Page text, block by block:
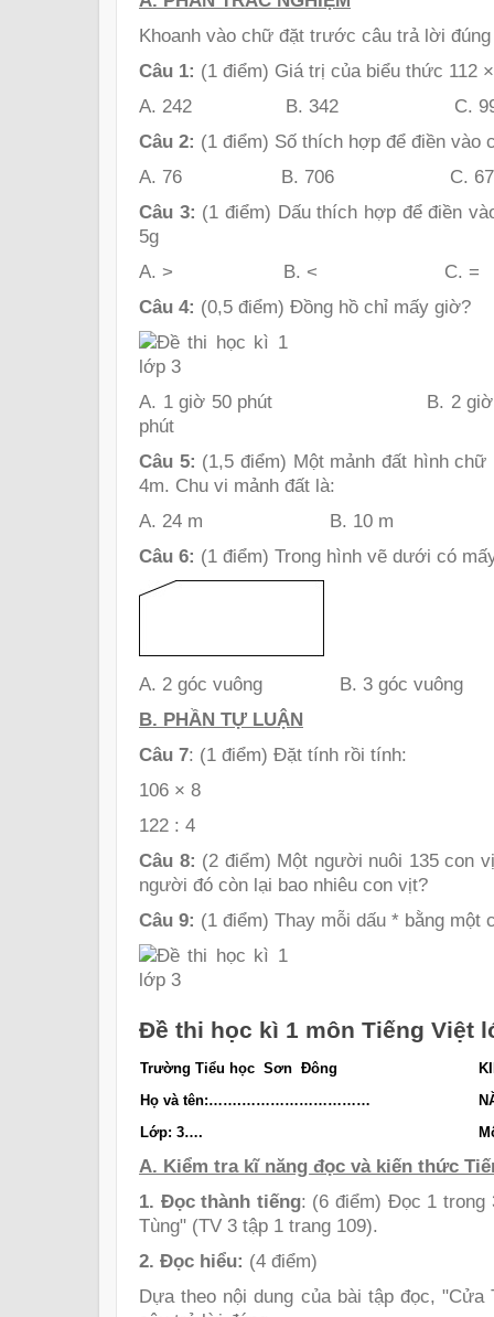
Khoanh vào chữ đặt trước câu trả lời đúng
Câu 1: (1 điểm) Giá trị của biểu thức 112
A. 242 B. 342 C.
Câu 2: (1 điểm) Số thích hợp để điền vào
A. 76 B. 706 C. 67
Câu 3: (1 điểm) Dấu thích hợp để điền
5g
A. > B. < C. =
Câu 4: (0,5 điểm) Đồng hồ chỉ mấy giờ?
A. 1 giờ 50 phút B. 2 giờ
phút
Câu 5: (1,5 điểm) Một mảnh đất hình
4m. Chu vi mảnh đất là:
A. 24 m B. 10 m C.
Câu 6: (1 điểm) Trong hình vẽ dưới có
A. 2 góc vuông B. 3 góc
B. PHẦN TỰ LUẬN
Câu 7: (1 điểm) Đặt tính rồi tính:
106 × 8
122 : 4
Câu 8: (2 điểm) Một người nuôi 135 con
người đó còn lại bao nhiêu con vịt?
Câu 9: (1 điểm) Thay mỗi dấu * bằng một
Đề thi học kì 1 môn Tiếng Việt
Trường Tiểu học Sơn Đông
Họ và tên:…….………………………
Lớp: 3….
A. Kiểm tra kĩ năng đọc và kiến thức
1. Đọc thành tiếng: (6 điểm) Đọc 1 trong
Tùng" (TV 3 tập 1 trang 109).
2. Đọc hiểu: (4 điểm)
Dựa theo nội dung của bài tập đọc,